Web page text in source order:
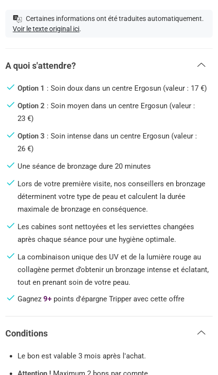
Certaines informations ont été traduites automatiquement.
Voir le texte original ici.
A quoi s'attendre?
Option 1 : Soin doux dans un centre Ergosun (valeur : 17 €)
Option 2 : Soin moyen dans un centre Ergosun (valeur :
23 €)
Option 3 : Soin intense dans un centre Ergosun (valeur :
26 €)
Une séance de bronzage dure 20 minutes
Lors de votre première visite, nos conseillers en bronzage
déterminent votre type de peau et calculent la durée
maximale de bronzage en conséquence.
Les cabines sont nettoyées et les serviettes changées
après chaque séance pour une hygiène optimale.
La combinaison unique des UV et de la lumière rouge au
collagène permet d’obtenir un bronzage intense et éclatant,
tout en prenant soin de votre peau.
Gagnez9+ points d'épargne Tripper avec cette offre
Conditions
Le bon est valable 3 mois après l'achat.